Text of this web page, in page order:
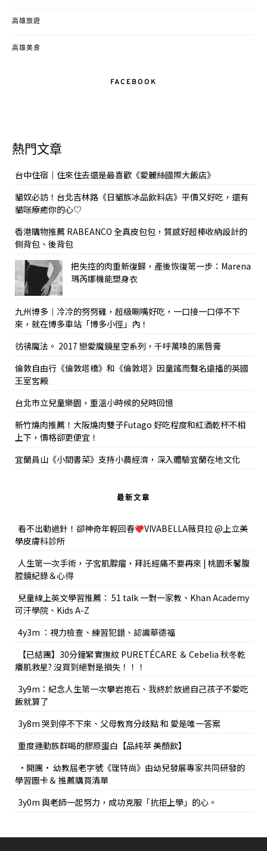
高雄旅遊
高雄美食
FACEBOOK
熱門文章
台中住宿｜住來住去還是最喜歡《愛麗絲國際大飯店》
貓奴必訪！台北吉林路《日貓族冰品飲料店》平價又好吃，還有
貓咪療癒你的心♡
香港購物推薦 RABEANCO 全真皮包包，質感好超棒收納設計的
側背包、後背包
把失控的肉重新復歸，產後恢復第一步：Marena
瑪芮娜機能塑身衣
九州博多｜冷冷的努努雞，超級唰嘴好吃，一口接一口停不下
來，就在博多車站「博多小徑」內！
彷彿魔法。 2017 戀愛魔鏡星空系列，千呼萬喚的黑唇膏
倫敦自由行《倫敦塔橋》和《倫敦塔》因童謠而聲名遠播的英國
王室宮殿
台北市立兒童樂園，重溫小時候的兒時回憶
新竹燒肉推薦！大阪燒肉雙子Futago 好吃程度和紅酒乾杯不相
上下，價格卻更便宜！
宜蘭員山《小間書菜》支持小農經濟，深入體驗宜蘭在地文化
最新文章
看不出動過針！卻神奇年輕回春
VIVABELLA薇貝拉 @上立美
學皮膚科診所
人生第一次手術，子宮肌腺瘤，拜託經痛不要再來 | 桃園禾馨腹
腔鏡紀錄＆心得
兒童線上英文學習推薦： 51 talk 一對一家教、Khan Academy
可汗學院、Kids A-Z
4y3m ：視力檢查、練習犯錯、認識華德福
【已結團】30分鐘緊實撫紋 PURETÉCARE ＆ Cebelia 秋冬乾
癢肌救星? 沒買到絕對是損失！！！
3y9m：紀念人生第一次攀岩抱石、我終於放過自己孩子不愛吃
飯就算了
3y8m 哭到停不下來、父母教育分歧點 和 愛是唯一答案
重度運動族群喝的膠原蛋白【品純萃 美顏飲】
•開團• 幼教屆老字號《理特尚》由幼兒發展專家共同研發的
學習圖卡＆ 推薦購買清單
3y0m 與老師一起努力，成功克服「抗拒上學」的心。